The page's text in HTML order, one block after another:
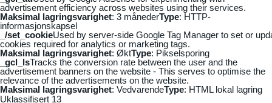
advertisement efficiency across websites using their services.
Maksimal lagringsvarighet: 3 månederType: HTTP-
informasjonskapsel
_/set_cookieUsed by server-side Google Tag Manager to set or
cookies required for analytics or marketing tags.
Maksimal lagringsvarighet: ØktType: Pikselsporing
_gcl_lsTracks the conversion rate between the user and the
advertisement banners on the website - This serves to optimise the
relevance of the advertisements on the website.
Maksimal lagringsvarighet: VedvarendeType: HTML lokal lagring
Uklassifisert 13